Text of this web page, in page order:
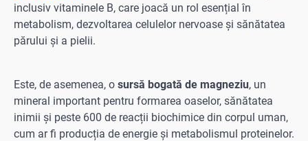
inclusiv vitaminele B, care joacă un rol esențial în
metabolism, dezvoltarea celulelor nervoase și sănătatea
părului și a pielii.
Este, de asemenea, o sursă bogată de magneziu, un
mineral important pentru formarea oaselor, sănătatea
inimii și peste 600 de reacții biochimice din corpul uman,
cum ar fi producția de energie și metabolismul proteinelor.